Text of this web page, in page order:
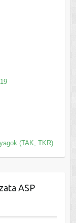
(TAK, TKR)
ASP